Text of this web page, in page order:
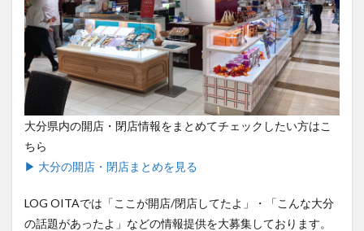
大分県内の開店・閉店情報をまとめてチェックしたい方はこ
ちら
▶ 大分の開店・閉店まとめを見る
LOG OITAでは「ここが開店/閉店してたよ」・「こんな大分
の話題があったよ」などの情報提供を大募集しております。